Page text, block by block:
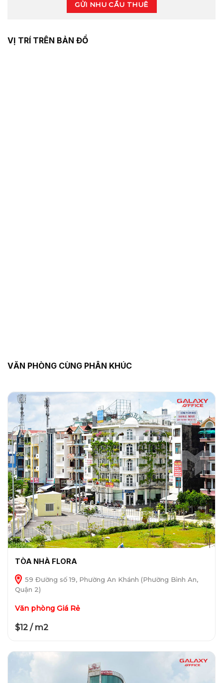
GỬI NHU CẦU THUÊ
VỊ TRÍ TRÊN BẢN ĐỒ
VĂN PHÒNG CÙNG PHÂN KHÚC
TÒA NHÀ FLORA
59 Đường số 19, Phường An Khánh (Phường Bình An,
Quận 2)
Văn phòng Giá Rẻ
$12 / m2